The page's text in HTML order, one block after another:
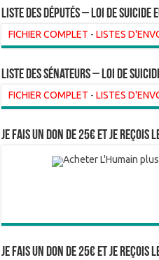
Liste des Députés – Loi de suicide
FICHIER COMPLET -LISTES
liste des sénateurs – loi de
FICHIER COMPLET -LISTES
Je fais un don de 25€ et je reçois
Je fais un don de 25€ et je reçois